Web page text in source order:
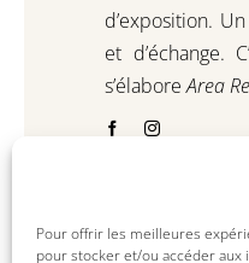
Pour offrir les meilleures
pour stocker et/ou accéder aux
d’exposition.
et d’échange.
s’élaboreArea